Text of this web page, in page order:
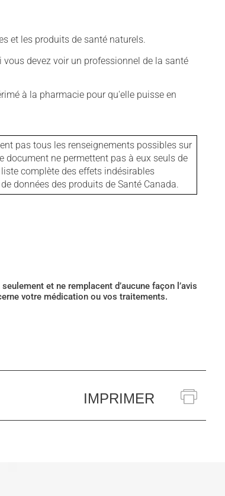
et les produits de santé naturels.
devez voir un professionnel de la santé
à la pharmacie pour qu'elle puisse en
pas tous les renseignements possibles sur
document ne permettent pas à eux seuls de
complète des effets indésirables
données des produits de Santé Canada.
et ne remplacent d’aucune façon l’avis
votre médication ou vos traitements.
IMPRIMER